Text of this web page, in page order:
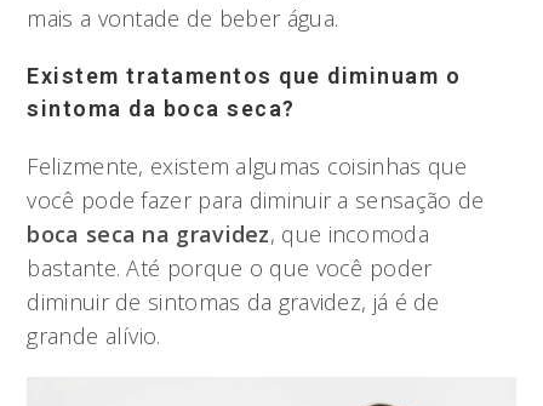
mais a vontade de beber água.
Existem tratamentos que diminuam o
sintoma da boca seca?
Felizmente, existem algumas coisinhas que
você pode fazer para diminuir a sensação de
boca seca na gravidez, que incomoda
bastante. Até porque o que você poder
diminuir de sintomas da gravidez, já é de
grande alívio.